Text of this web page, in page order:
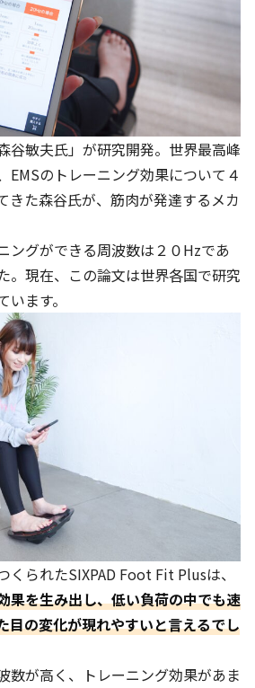
谷敏夫氏」が研究開発。世界最高峰
EMSのトレーニング効果について４
きた森谷氏が、筋肉が発達するメカ
ングができる周波数は２０Hzであ
。現在、この論文は世界各国で研究
ます。
くられたSIXPAD Foot Fit Plusは、
果を生み出し、低い負荷の中でも速
目の変化が現れやすいと言えるでし
数が高く、トレーニング効果があま